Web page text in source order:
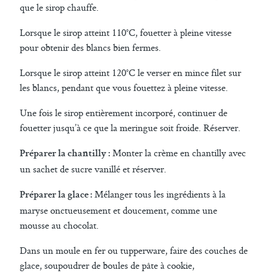
que le sirop chauffe.
Lorsque le sirop atteint 110°C, fouetter à pleine vitesse
pour obtenir des blancs bien fermes.
Lorsque le sirop atteint 120°C le verser en mince filet sur
les blancs, pendant que vous fouettez à pleine vitesse.
Une fois le sirop entièrement incorporé, continuer de
fouetter jusqu’à ce que la meringue soit froide. Réserver.
Préparer la chantilly : Monter la crème en chantilly avec
un sachet de sucre vanillé et réserver.
Préparer la glace : Mélanger tous les ingrédients à la
maryse onctueusement et doucement, comme une
mousse au chocolat.
Dans un moule en fer ou tupperware, faire des couches de
glace, soupoudrer de boules de pâte à cookie,